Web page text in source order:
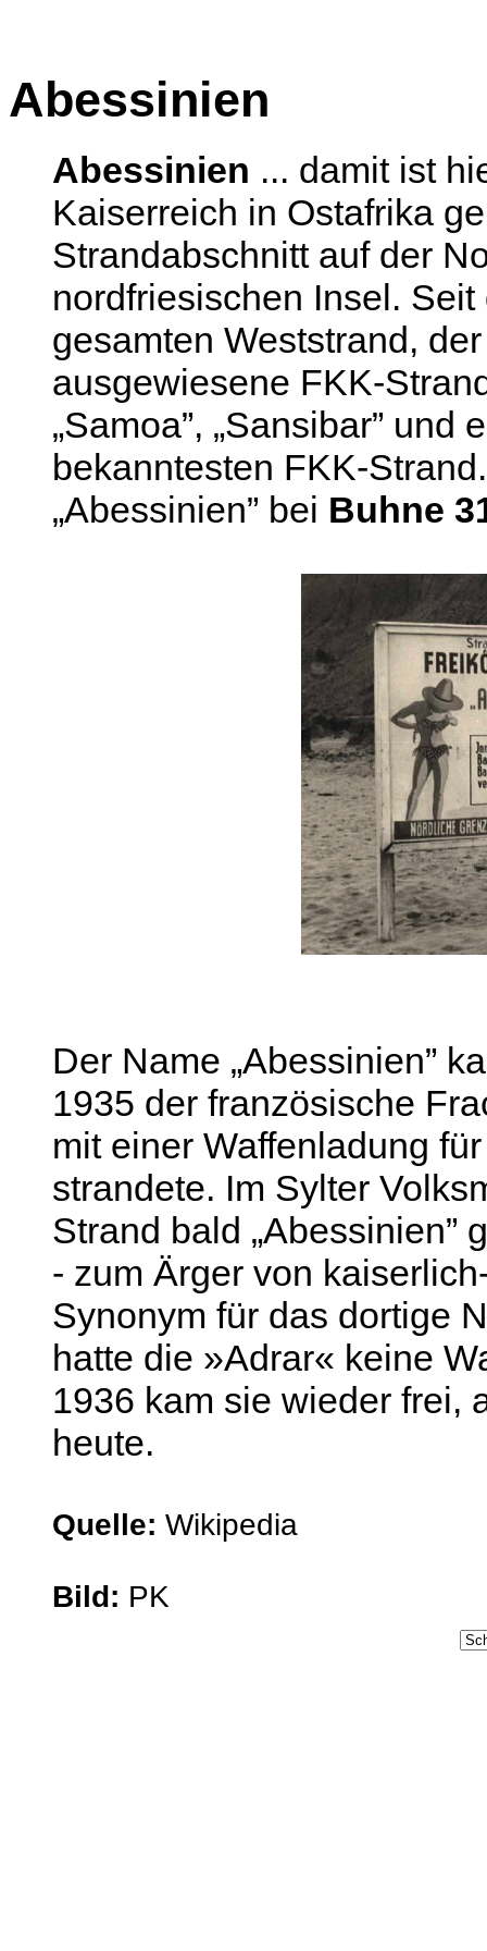
Abessinien
Abessinien ... damit ist
Kaiserreich in Ostafrika
Strandabschnitt auf der
nordfriesischen Insel.
gesamten Weststrand,
ausgewiesene FKK-
„Samoa”, „Sansibar” und
bekanntesten FKK-
„Abessinien” bei Buhne
Der Name „Abessinien”
1935 der französische
mit einer Waffenladung
strandete. Im Sylter
Strand bald „Abessinien”
- zum Ärger von
Synonym für das dortige
hatte die »Adrar« keine
1936 kam sie wieder frei,
heute.
Quelle: Wikipedia
Bild: PK